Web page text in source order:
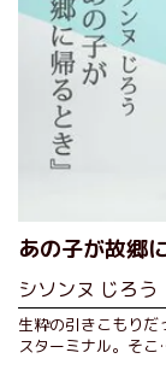
あの子が故郷
シソンヌ じろう
生粋の引きこもりだ
スターミナル。そ